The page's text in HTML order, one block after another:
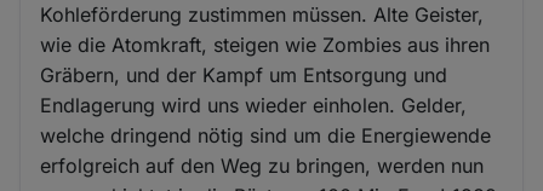
Kohleförderung zustimmen müssen. Alte Geister,
wie die Atomkraft, steigen wie Zombies aus ihren
Gräbern, und der Kampf um Entsorgung und
Endlagerung wird uns wieder einholen. Gelder,
welche dringend nötig sind um die Energiewende
erfolgreich auf den Weg zu bringen, werden nun